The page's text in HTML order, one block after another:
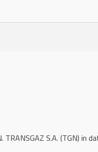
S.A. (TGN) in